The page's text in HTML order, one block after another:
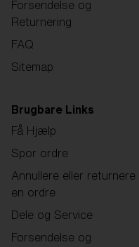
Forsendelse og
Returnering
FAQ
Sitemap
Brugbare Links
Få Hjælp
Spor ordre
Annullere eller returnere
en ordre
Dele og Service
Forsendelse og